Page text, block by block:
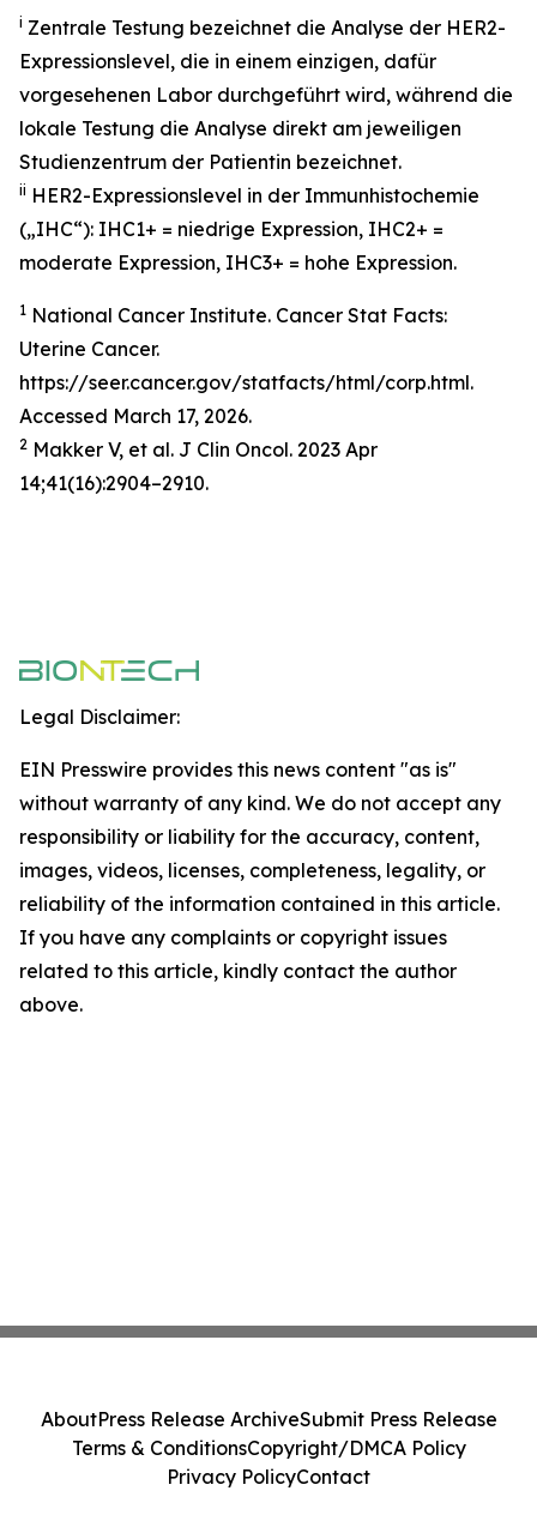
i Zentrale Testung bezeichnet die Analyse der HER2-
Expressionslevel, die in einem einzigen, dafür
vorgesehenen Labor durchgeführt wird, während die
lokale Testung die Analyse direkt am jeweiligen
Studienzentrum der Patientin bezeichnet.
ii HER2-Expressionslevel in der Immunhistochemie
(„IHC“): IHC1+ = niedrige Expression, IHC2+ =
moderate Expression, IHC3+ = hohe Expression.
1 National Cancer Institute. Cancer Stat Facts:
Uterine Cancer.
https://seer.cancer.gov/statfacts/html/corp.html.
Accessed March 17, 2026.
2 Makker V, et al. J Clin Oncol. 2023 Apr
14;41(16):2904–2910.
Legal Disclaimer:
EIN Presswire provides this news content "as is"
without warranty of any kind. We do not accept any
responsibility or liability for the accuracy, content,
images, videos, licenses, completeness, legality, or
reliability of the information contained in this article.
If you have any complaints or copyright issues
related to this article, kindly contact the author
above.
AboutPress Release ArchiveSubmit Press Release
Terms & ConditionsCopyright/DMCA Policy
Privacy PolicyContact